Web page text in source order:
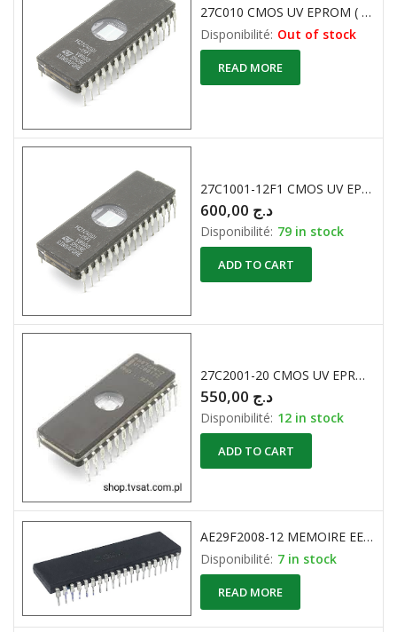
27C010 CMOS UV EPROM ( 128Kx8 )
Disponibilité: Out of stock
READ MORE
27C1001-12F1 CMOS UV EPROM ( 128Kx8 )
د.ج
Disponibilité: 79 in stock
ADD TO CART
27C2001-20 CMOS UV EPROM 2MBit (512K x 8-Bit)
د.ج
Disponibilité: 12 in stock
ADD TO CART
AE29F2008-12 MEMOIRE EEPROM 5V 256K x 8/128K x 8 CMOS Flash EEPROM
Disponibilité: 7 in stock
READ MORE